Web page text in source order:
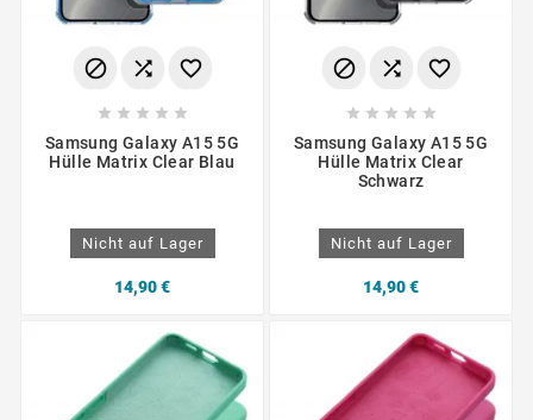
  
    
Samsung Galaxy A15 5G
Hülle Matrix Clear Blau
Nicht auf Lager
14,90 €
  
    
Samsung Galaxy A15 5G
Hülle Matrix Clear
Schwarz
Nicht auf Lager
14,90 €